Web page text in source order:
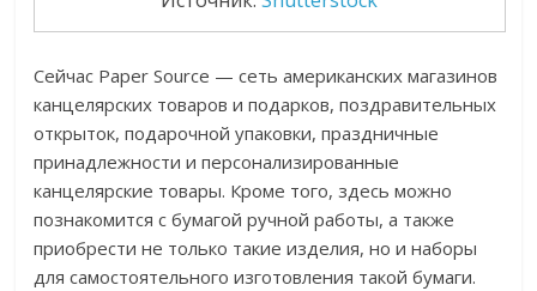
Сейчас Paper Source — сеть американских магазинов
канцелярских товаров и подарков, поздравительных
открыток, подарочной упаковки, праздничные
принадлежности и персонализированные
канцелярские товары. Кроме того, здесь можно
познакомится с бумагой ручной работы, а также
приобрести не только такие изделия, но и наборы
для самостоятельного изготовления такой бумаги.